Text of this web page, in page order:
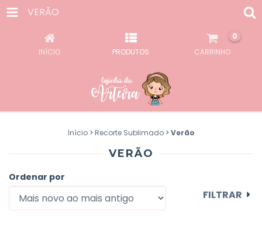
VERÃO
INÍCIO PRODUTOS CARRINHO
0
Início > Recorte Sublimado > Verão
VERÃO
Ordenar por
FILTRAR